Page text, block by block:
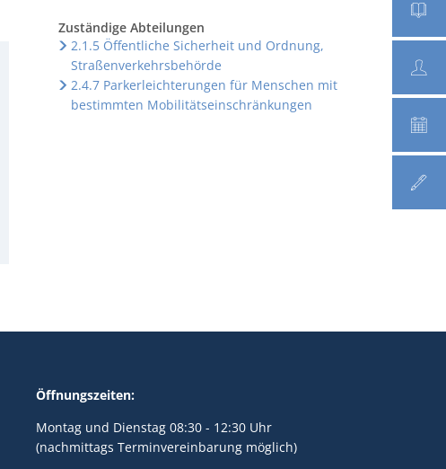
Zuständige Abteilungen
2.1.5 Öffentliche Sicherheit und Ordnung,
Straßenverkehrsbehörde
2.4.7 Parkerleichterungen für Menschen mit
bestimmten Mobilitätseinschränkungen
Öffnungszeiten:
Montag und Dienstag 08:30 - 12:30 Uhr
(nachmittags Terminvereinbarung möglich)